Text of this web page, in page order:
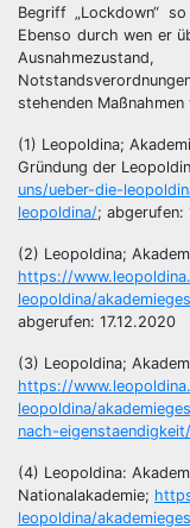
Begriff „Lockdown“
Ebenso durch wen er
stehenden
(1) Leopoldina;
Gründung der
uns/ueber-die-
leopoldina/; abgerufen:
(2) Leopoldina;
https://
leopoldina/
abgerufen: 17.12.2020
(3) Leopoldina;
https://
leopoldina/
nach-eigenstaendigkeit/
(4) Leopoldina:
Nationalakademie;
leopoldina/